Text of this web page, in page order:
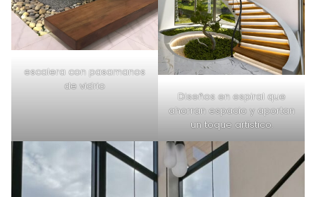
escalera con pasamanos
de vidrio
Diseños en espiral que
ahorran espacio y aportan
un toque artístico.